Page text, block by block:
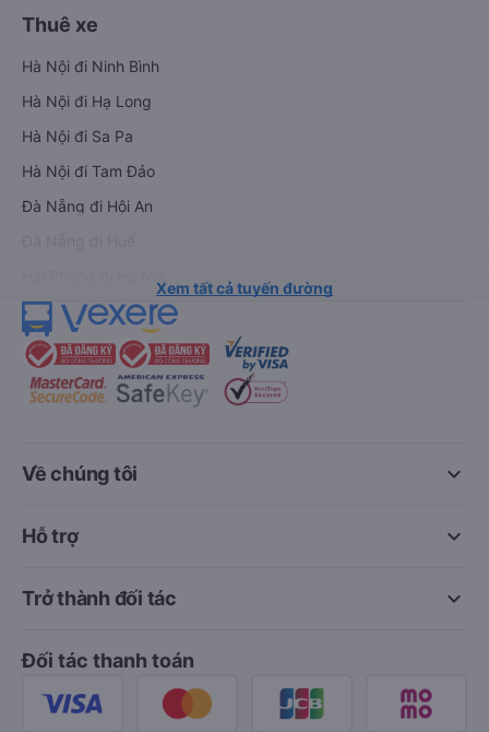
Thuê xe
Hà Nội đi Ninh Bình
Hà Nội đi Hạ Long
Hà Nội đi Sa Pa
Hà Nội đi Tam Đảo
Đà Nẵng đi Hội An
Xem tất cả tuyến đường
keyboard_arrow_down
Về chúng tôi
keyboard_arrow_down
Hỗ trợ
keyboard_arrow_down
Trở thành đối tác
Đối tác thanh toán